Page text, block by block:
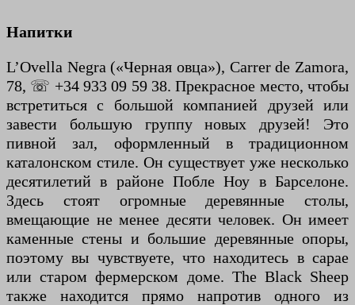
Напитки
L’Ovella Negra («Черная овца»), Carrer de Zamora,
78, ☏ +34 933 09 59 38. Прекрасное место, чтобы
встретиться с большой компанией друзей или
завести большую группу новых друзей! Это
пивной зал, оформленный в традиционном
каталонском стиле. Он существует уже несколько
десятилетий в районе Побле Ноу в Барселоне.
Здесь стоят огромные деревянные столы,
вмещающие не менее десяти человек. Он имеет
каменные стены и большие деревянные опоры,
поэтому вы чувствуете, что находитесь в сарае
или старом фермерском доме. The Black Sheep
также находится прямо напротив одного из